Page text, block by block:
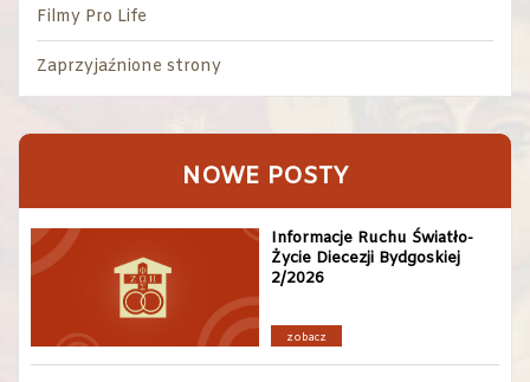
Filmy Pro Life
Zaprzyjaźnione strony
NOWE POSTY
Informacje Ruchu Światło-
Życie Diecezji Bydgoskiej
2/2026
zobacz